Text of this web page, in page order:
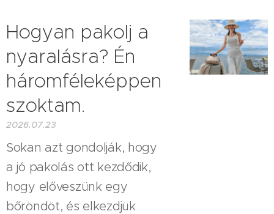
Hogyan pakolj a
nyaralásra? Én
háromféleképpen
szoktam.
2026.07.23
Sokan azt gondolják, hogy
a jó pakolás ott kezdődik,
hogy előveszünk egy
bőröndöt, és elkezdjük